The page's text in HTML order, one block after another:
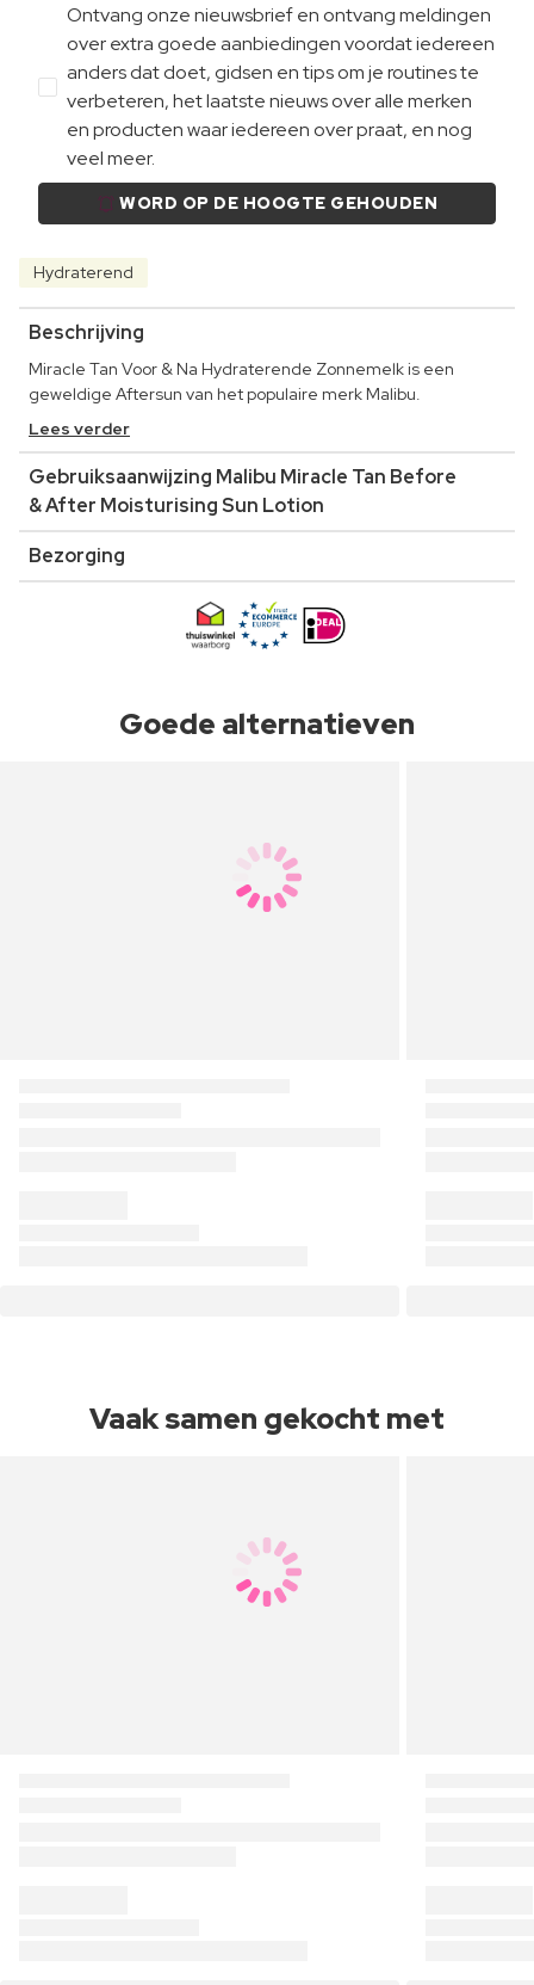
Ontvang onze nieuwsbrief en ontvang meldingen
over extra goede aanbiedingen voordat iedereen
anders dat doet, gidsen en tips om je routines te
verbeteren, het laatste nieuws over alle merken
en producten waar iedereen over praat, en nog
veel meer.
WORD OP DE HOOGTE GEHOUDEN
Hydraterend
Beschrijving
Miracle Tan Voor & Na Hydraterende Zonnemelk is een
geweldige Aftersun van het populaire merk Malibu.
Lees verder
Gebruiksaanwijzing Malibu Miracle Tan Before
& After Moisturising Sun Lotion
Bezorging
Goede alternatieven
Vaak samen gekocht met